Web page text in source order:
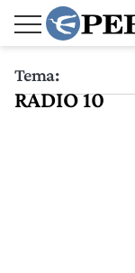
Tema:
RADIO 10